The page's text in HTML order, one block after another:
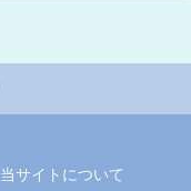
当サイトについて